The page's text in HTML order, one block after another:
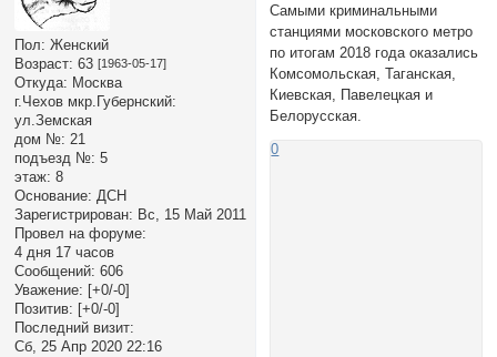
Пол: Женский
Возраст: 63 [1963-05-17]
Откуда: Москва
г.Чехов мкр.Губернский:
ул.Земская
дом №: 21
подъезд №: 5
этаж: 8
Основание: ДСН
Зарегистрирован: Вс, 15 Май 2011
Провел на форуме:
4 дня 17 часов
Сообщений: 606
Уважение: [+0/-0]
Позитив: [+0/-0]
Последний визит:
Сб, 25 Апр 2020 22:16
Самыми криминальными
станциями московского метро
по итогам 2018 года оказались
Комсомольская, Таганская,
Киевская, Павелецкая и
Белорусская.
0